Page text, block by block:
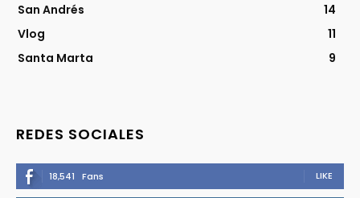
San Andrés
14
Vlog
11
Santa Marta
9
REDES SOCIALES
18,541 Fans LIKE